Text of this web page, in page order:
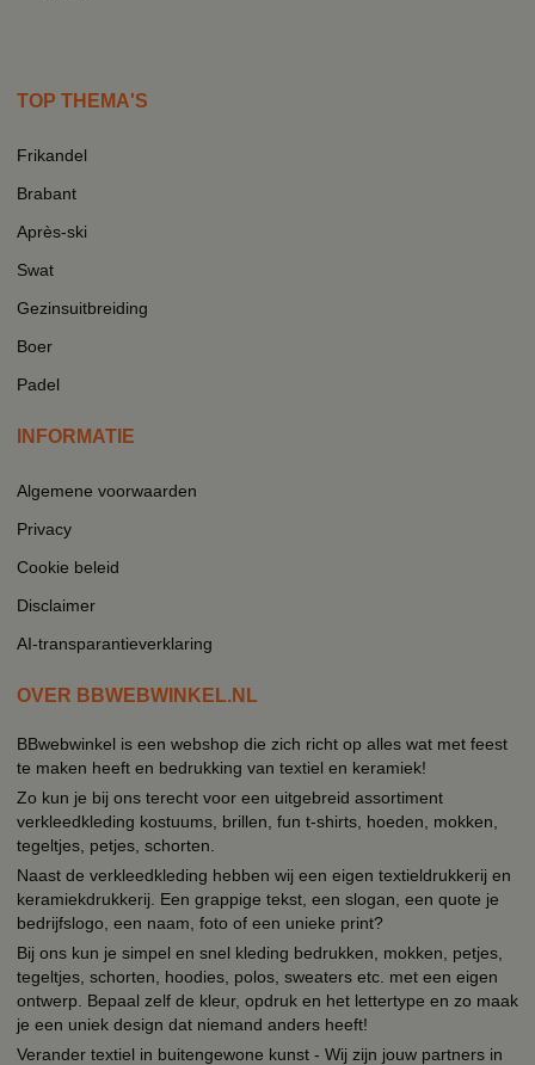
TOP THEMA'S
Frikandel
Brabant
Après-ski
Swat
Gezinsuitbreiding
Boer
Padel
INFORMATIE
Algemene voorwaarden
Privacy
Cookie beleid
Disclaimer
AI-transparantieverklaring
OVER BBWEBWINKEL.NL
BBwebwinkel is een webshop die zich richt op alles wat met feest
te maken heeft en bedrukking van textiel en keramiek!
Zo kun je bij ons terecht voor een uitgebreid assortiment
verkleedkleding kostuums, brillen, fun t-shirts, hoeden, mokken,
tegeltjes, petjes, schorten.
Naast de verkleedkleding hebben wij een eigen textieldrukkerij en
keramiekdrukkerij. Een grappige tekst, een slogan, een quote je
bedrijfslogo, een naam, foto of een unieke print?
Bij ons kun je simpel en snel kleding bedrukken, mokken, petjes,
tegeltjes, schorten, hoodies, polos, sweaters etc. met een eigen
ontwerp. Bepaal zelf de kleur, opdruk en het lettertype en zo maak
je een uniek design dat niemand anders heeft!
Verander textiel in buitengewone kunst - Wij zijn jouw partners in